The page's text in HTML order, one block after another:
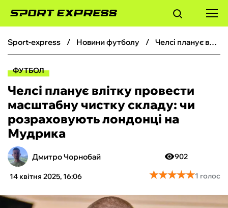
ФУТБОЛ
БОКС
ХОКЕЙ
ТЕНІС
КІБЕРСПОРТ
sport-express новини футболу Челсі планує влітку провести масштабну чистку складу: чи розраховують лондонці на Мудрика
ФУТБОЛ
Челсі планує влітку провести
масштабну чистку складу: чи
розраховують лондонці на
Мудрика
Дмитро Чорнобай
14 квітня 2025, 16:06
902
★★★★★
★★★★★1 голос